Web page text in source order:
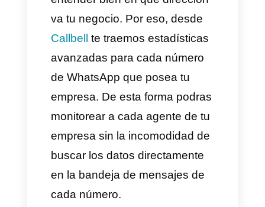
usa por separado para dos
tipos de clientes distintos y de
esta manera la información no
se mezcla ni se pierde.
Gestión separada
Otra ventaja es que vas a poder
gestionar cada cuenta y
número de WhatsApp de forma